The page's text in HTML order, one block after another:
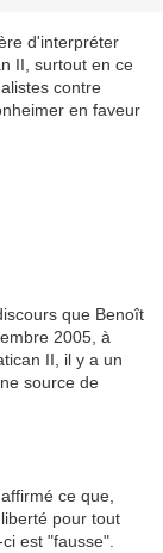
d'interpréter
II, surtout en ce
contre
en faveur
que Benoît
2005, à
II, il y a un
source de
ce que,
pour tout
est "fausse".